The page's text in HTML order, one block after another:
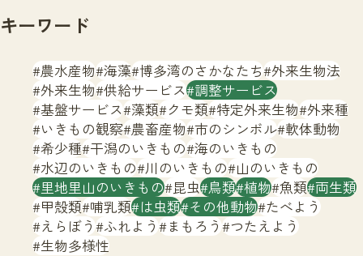
文字サイズ 小 中 大
生物多様性ふくおかウェブセンターとは
サイトマップ
キーワード
農水産物 海藻 博多湾のさかなたち 外来生物法
外来生物 供給サービス 調整サービス
基盤サービス 藻類 クモ類 特定外来生物 外来種
いきもの観察 農畜産物 市のシンボル 軟体動物
希少種 干潟のいきもの 海のいきもの
水辺のいきもの 川のいきもの 山のいきもの
里地里山のいきもの 昆虫 鳥類 植物 魚類 両生類
甲殻類 哺乳類 は虫類 その他動物 たべよう
えらぼう ふれよう まもろう つたえよう
生物多様性